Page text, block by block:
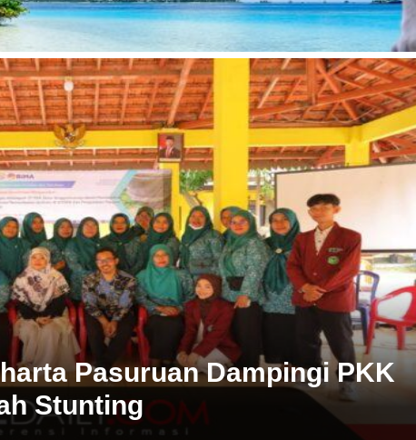
Pasuruan Dampingi PKK
Stunting